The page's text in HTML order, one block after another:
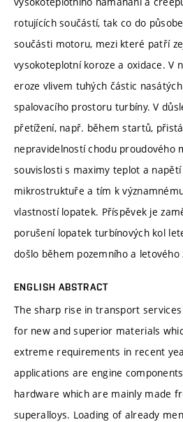
rotujících součástí, tak co do
součásti motoru, mezi které patří
vysokoteplotní koroze a oxidace. V
eroze vlivem tuhých částic
spalovacího prostoru turbíny. V
přetížení, např. během startů,
nepravidelností chodu proudového
souvislosti s maximy teplot a
mikrostruktuře a tím k
vlastností lopatek. Příspěvek je
porušení lopatek turbínových kol
došlo během pozemního a letového
ENGLISH ABSTRACT
The sharp rise in transport
for new and superior materials
extreme requirements in recent
applications are engine
hardware which are mainly made
superalloys. Loading of already